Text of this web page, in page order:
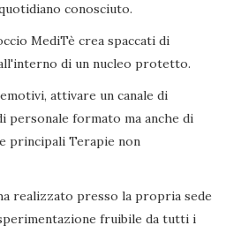
conosciuto.
MediTè crea spaccati di
di un nucleo protetto.
attivare un canale di
personale formato ma anche di
principali Terapie non
realizzato presso la propria sede
fruibile da tutti i